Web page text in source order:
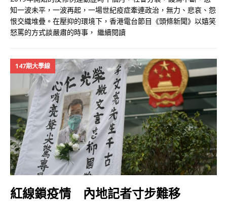
知一波未平，一波再起，一場世紀疫症牽連政治，無力、悲哀、怨
恨交織堆疊。在壓抑的環境下，香港電台節目《頭條新聞》以嬉笑
怒罵的方式談嚴肅的時事， 繼續閱讀
147期大學線
紅線鎖疫情 內地記者寸步難移